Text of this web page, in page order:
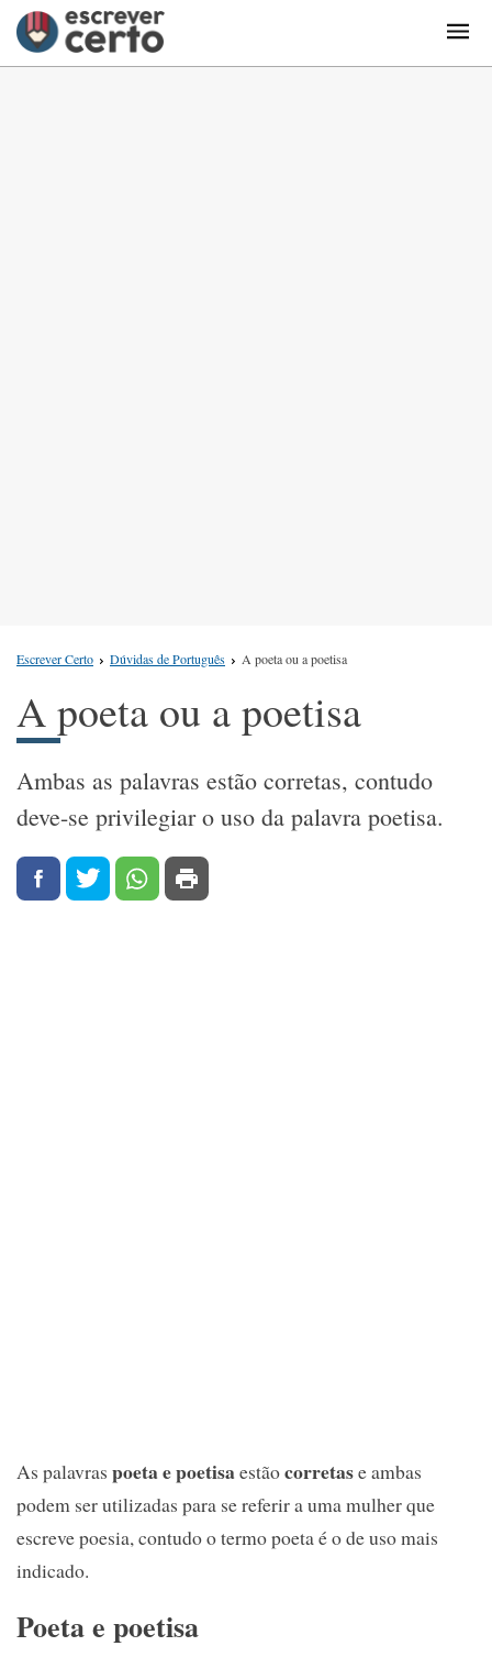
Escrever Certo Dúvidas de Português A poeta ou a poetisa
A poeta ou a poetisa
Ambas as palavras estão corretas, contudo
deve-se privilegiar o uso da palavra poetisa.
As palavras poeta e poetisaestãocorretase ambas
podem ser utilizadas para se referir a uma mulher que
escreve poesia, contudo o termo poeta é o de uso mais
indicado.
Poeta e poetisa